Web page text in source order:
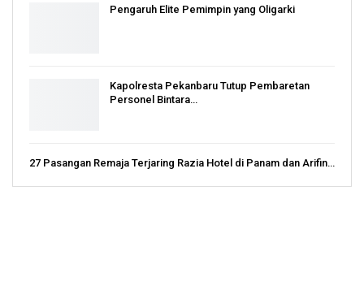
Pengaruh Elite Pemimpin yang Oligarki
Kapolresta Pekanbaru Tutup Pembaretan
Personel Bintara…
27 Pasangan Remaja Terjaring Razia Hotel di Panam dan Arifin…